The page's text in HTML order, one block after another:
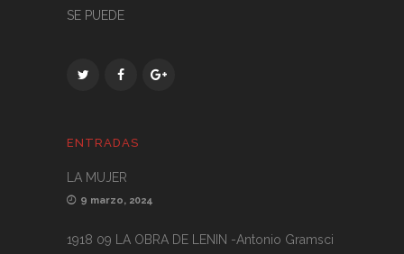
SE PUEDE
ENTRADAS
LA MUJER
9 marzo, 2024
1918 09 LA OBRA DE LENIN -Antonio Gramsci